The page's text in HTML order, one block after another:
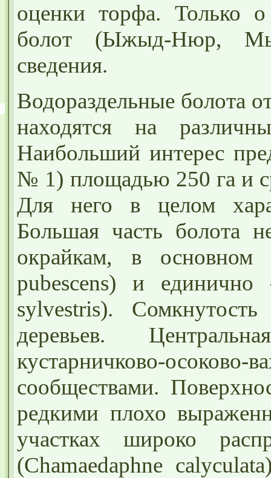
оценки торфа. Только
болот (Ыжыд-Нюр,
сведения.
Водораздельные болота
находятся на
Наибольший интерес
№ 1) площадью 250 га и
Для него в целом
Большая часть болота
окрайкам, в основном
pubescens) и
sylvestris).
деревьев.
кустарничково-осоково-
сообществами.
редкими плохо
участках широко
(Chamaedaphne